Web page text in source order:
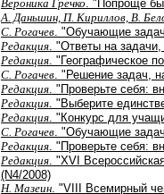
Вероника Гречко . "Попроще
А. Даньшин, П. Кириллов, В.
С. Рогачев . "Обучающие
Редакция . "Ответы на
Редакция . "Географическое
С. Рогачев . "Решение задач,
Редакция . "Проверьте себя:
Редакция . "Выберите
Редакция . "Конкурс для
С. Рогачев . "Обучающие
Редакция . "Проверьте себя:
Редакция . "XVI
(N4/2008)
Н. Мазеин . "VIII Всемирный